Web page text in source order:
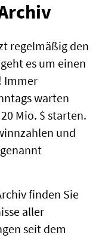
Um
regelmäßig den
es um einen
Immer
warten
Mio. $ starten.
und
finden Sie
aller
seit dem